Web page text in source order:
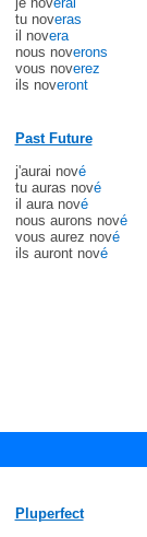
tu noveras
il novera
nous noverons
vous noverez
ils noveront
Past Future
j'aurai nové
tu auras nové
il aura nové
nous aurons nové
vous aurez nové
ils auront nové
Pluperfect